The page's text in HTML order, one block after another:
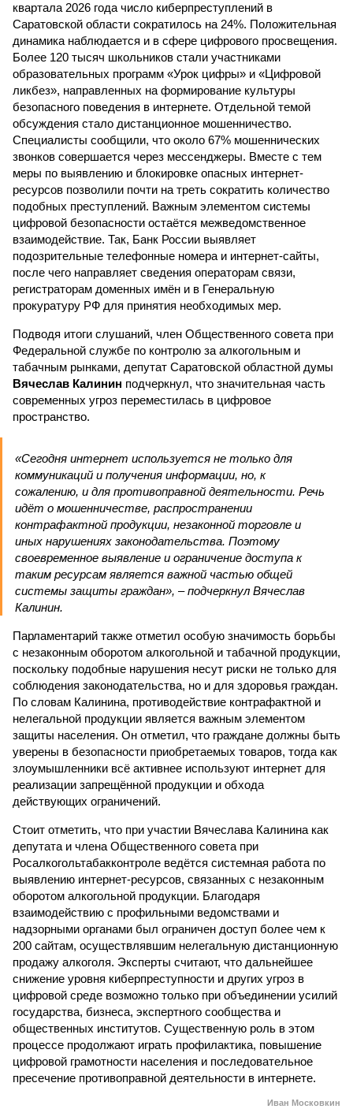
квартала 2026 года число киберпреступлений в
Саратовской области сократилось на 24%. Положительная
динамика наблюдается и в сфере цифрового просвещения.
Более 120 тысяч школьников стали участниками
образовательных программ «Урок цифры» и «Цифровой
ликбез», направленных на формирование культуры
безопасного поведения в интернете. Отдельной темой
обсуждения стало дистанционное мошенничество.
Специалисты сообщили, что около 67% мошеннических
звонков совершается через мессенджеры. Вместе с тем
меры по выявлению и блокировке опасных интернет-
ресурсов позволили почти на треть сократить количество
подобных преступлений. Важным элементом системы
цифровой безопасности остаётся межведомственное
взаимодействие. Так, Банк России выявляет
подозрительные телефонные номера и интернет-сайты,
после чего направляет сведения операторам связи,
регистраторам доменных имён и в Генеральную
прокуратуру РФ для принятия необходимых мер.
Подводя итоги слушаний, член Общественного совета при
Федеральной службе по контролю за алкогольным и
табачным рынками, депутат Саратовской областной думы
Вячеслав Калинин подчеркнул, что значительная часть
современных угроз переместилась в цифровое
пространство.
«Сегодня интернет используется не только для
коммуникаций и получения информации, но, к
сожалению, и для противоправной деятельности. Речь
идёт о мошенничестве, распространении
контрафактной продукции, незаконной торговле и
иных нарушениях законодательства. Поэтому
своевременное выявление и ограничение доступа к
таким ресурсам является важной частью общей
системы защиты граждан», – подчеркнул Вячеслав
Калинин.
Парламентарий также отметил особую значимость борьбы
с незаконным оборотом алкогольной и табачной продукции,
поскольку подобные нарушения несут риски не только для
соблюдения законодательства, но и для здоровья граждан.
По словам Калинина, противодействие контрафактной и
нелегальной продукции является важным элементом
защиты населения. Он отметил, что граждане должны быть
уверены в безопасности приобретаемых товаров, тогда как
злоумышленники всё активнее используют интернет для
реализации запрещённой продукции и обхода
действующих ограничений.
Стоит отметить, что при участии Вячеслава Калинина как
депутата и члена Общественного совета при
Росалкогольтабакконтроле ведётся системная работа по
выявлению интернет-ресурсов, связанных с незаконным
оборотом алкогольной продукции. Благодаря
взаимодействию с профильными ведомствами и
надзорными органами был ограничен доступ более чем к
200 сайтам, осуществлявшим нелегальную дистанционную
продажу алкоголя. Эксперты считают, что дальнейшее
снижение уровня киберпреступности и других угроз в
цифровой среде возможно только при объединении усилий
государства, бизнеса, экспертного сообщества и
общественных институтов. Существенную роль в этом
процессе продолжают играть профилактика, повышение
цифровой грамотности населения и последовательное
пресечение противоправной деятельности в интернете.
Иван Московкин